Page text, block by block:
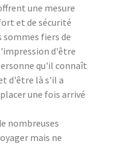
une mesure
et de sécurité
sommes fiers de
d'être
qu'il connaît
d'être là s'il a
une fois arrivé
nombreuses
mais ne